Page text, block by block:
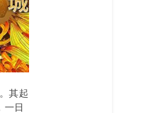
其起
一日